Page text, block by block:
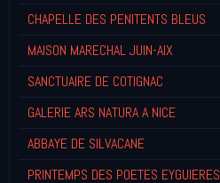
CHAPELLE DES PENITENTS BLEUS
MAISON MARECHAL JUIN-AIX
SANCTUAIRE DE COTIGNAC
GALERIE ARS NATURA A NICE
ABBAYE DE SILVACANE
PRINTEMPS DES POETES EYGUIERES